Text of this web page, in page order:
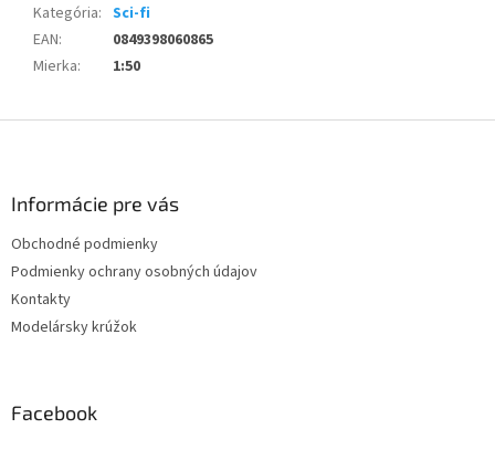
Kategória: Sci-fi
EAN:
0849398060865
Mierka: 1:50
Informácie pre vás
Obchodné podmienky
Podmienky ochrany osobných údajov
Kontakty
Modelársky krúžok
Facebook